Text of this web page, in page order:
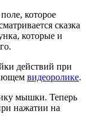
которое
сказка
которые и
действий при
видеоролике.
мышки. Теперь
нажатии на